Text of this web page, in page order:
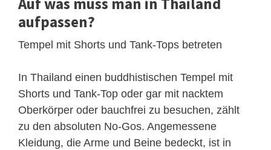
aufpassen?
Tempel mit Shorts und Tank-Tops betreten
In Thailand einen buddhistischen Tempel mit
Shorts und Tank-Top oder gar mit nacktem
Oberkörper oder bauchfrei zu besuchen, zählt
zu den absoluten No-Gos. Angemessene
Kleidung, die Arme und Beine bedeckt, ist in